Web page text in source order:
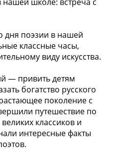
дня поэзии в нашей
классные часы,
виду искусства.
— привить детям
богатство русского
поколение с
путешествие по
классиков и
интересные факты